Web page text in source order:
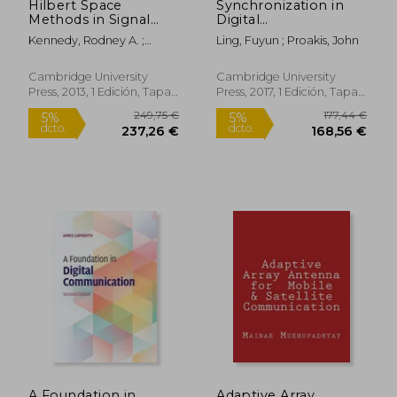
5%
dcto.
5%
dcto.
Hilbert Space
Methods in Signal
Processing (en
Inglés)
Kennedy, Rodney A. ;
Cambridge University
Press, 2013, 1 Edición, Tapa
Dura, Nuevo
Synchronization in
Digital
Communication
Systems (en Inglés)
Ling, Fuyun ; Proakis, John
Cambridge University
Press, 2017, 1 Edición, Tapa
Dura, Nuevo